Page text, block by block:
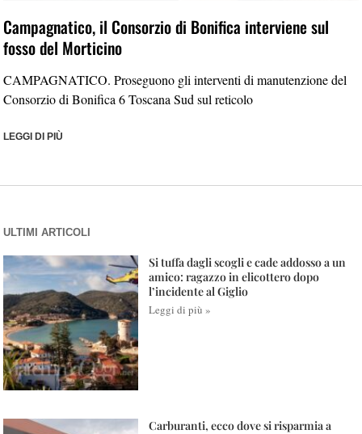
Campagnatico, il Consorzio di Bonifica interviene sul
fosso del Morticino
CAMPAGNATICO. Proseguono gli interventi di manutenzione del
Consorzio di Bonifica 6 Toscana Sud sul reticolo
LEGGI DI PIÙ
ULTIMI ARTICOLI
Si tuffa dagli scogli e cade addosso a un
amico: ragazzo in elicottero dopo
l’incidente al Giglio
Leggi di più »
Carburanti, ecco dove si risparmia a